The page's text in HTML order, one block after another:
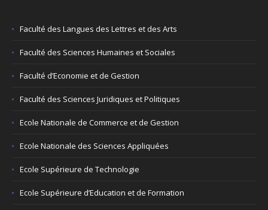
Faculté des Langues des Lettres et des Arts
Faculté des Sciences Humaines et Sociales
Faculté d’Economie et de Gestion
Faculté des Sciences Juridiques et Politiques
Ecole Nationale de Commerce et de Gestion
Ecole Nationale des Sciences Appliquées
Ecole Supérieure de Technologie
Ecole Supérieure d’Education et de Formation